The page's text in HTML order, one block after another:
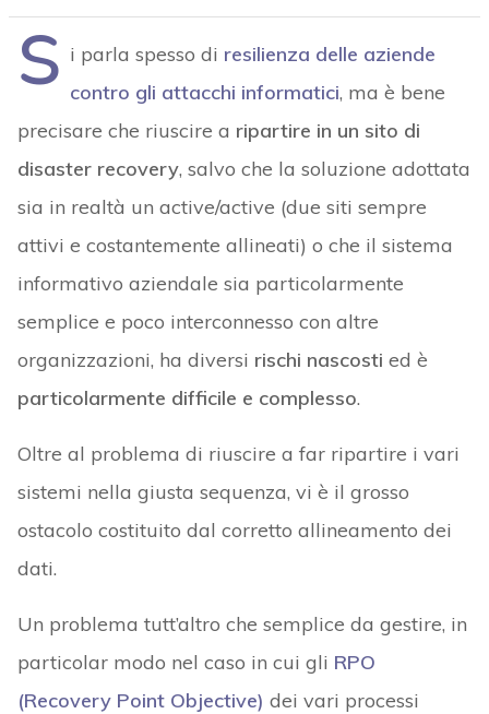
S i parla spesso di resilienza delle aziende
contro gli attacchi informatici, ma è bene
precisare che riuscire a ripartire in un sito di
disaster recovery, salvo che la soluzione adottata
sia in realtà un active/active (due siti sempre
attivi e costantemente allineati) o che il sistema
informativo aziendale sia particolarmente
semplice e poco interconnesso con altre
organizzazioni, ha diversi rischi nascosti ed è
particolarmente difficile e complesso.
Oltre al problema di riuscire a far ripartire i vari
sistemi nella giusta sequenza, vi è il grosso
ostacolo costituito dal corretto allineamento dei
dati.
Un problema tutt’altro che semplice da gestire, in
particolar modo nel caso in cui gli RPO
(Recovery Point Objective) dei vari processi